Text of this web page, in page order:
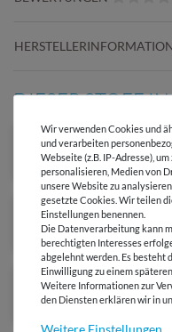
DIESER STOFF
Wir verwenden Cookies und
und verarbeiten
Webseite (z.B. IP-Adresse),
personalisieren, Medien von
unsere Website zu
gesetzte Cookies. Wir teilen
Einstellungen benennen.
Die Datenverarbeitung kann
berechtigten Interesses
abgelehnt werden. Es besteht
Einwilligung zu einem
Weitere Informationen zur
den Diensten erklären wir in
Weitere Einstellungen